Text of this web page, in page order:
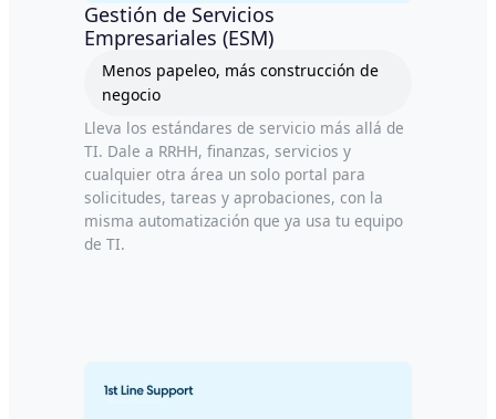
Gestión de Servicios
Empresariales (ESM)
Menos papeleo, más construcción de
negocio
Lleva los estándares de servicio más allá de
TI. Dale a RRHH, finanzas, servicios y
cualquier otra área un solo portal para
solicitudes, tareas y aprobaciones, con la
misma automatización que ya usa tu equipo
de TI.